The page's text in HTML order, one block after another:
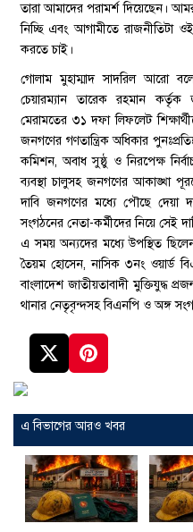
তারা আমাদের পরামর্শ দিয়েছেন।
নিচ্ছি এবং আগামীতে রাজনীতিটা ওই
করতে চাই।
গোলাম মুহাম্মাদ সাদরিল আরো
চেয়ারম্যান তারেক রহমান কর্তৃক
মেরামতের ৩১ দফা লিফলেট
জনগণের গণতান্ত্রিক অধিকার
কমিশন, অবাধ সুষ্ঠু ও নিরপেক্ষ
ব্যবস্থা চালুসহ জনগণের আকাঙ্খা
দাবি জনগণের মধ্যে পৌছে দেয়া
সংগঠনের নেতা-কর্মীদের নিয়ে সেই
এ সময় অন্যদের মধ্যে উপস্থিত
তৈয়ম হোসেন, নাসিক ৩নং ওয়ার্ড
বাংলাদেশ জাতীয়তাবাদী মুক্তিযুদ্ধ
থানার নেতৃবৃন্দসহ বিএনপি ও অঙ্গ
এ বিভাগের আরও খবর